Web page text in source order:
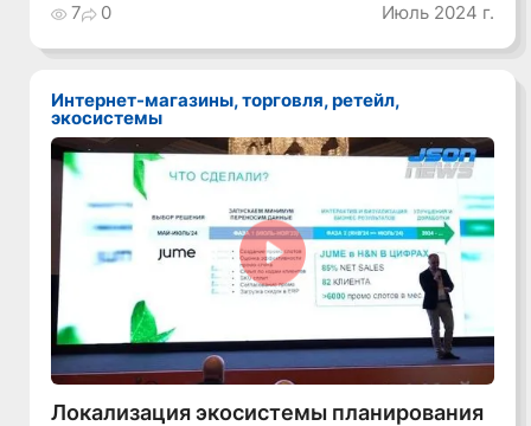
7 0 Июль 2024 г.
Интернет-магазины, торговля, ретейл,
экосистемы
Смотреть видео
Локализация экосистемы планирования